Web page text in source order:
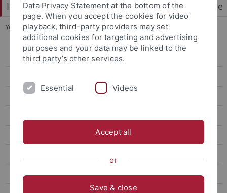
Institut für Physikalische und Theoretische Chemie
You are here: Startseite ... Offene Stellen
Startseite
Lehre
Veröffentlichungen
Data Privacy Statement at the bottom of the
page. When you accept the cookies for video
playback, third-party providers may set
additional cookies for targeting and advertising
purposes and your data may be linked to the
third party’s other services.
Essential Videos
Accept all
or
Save & close